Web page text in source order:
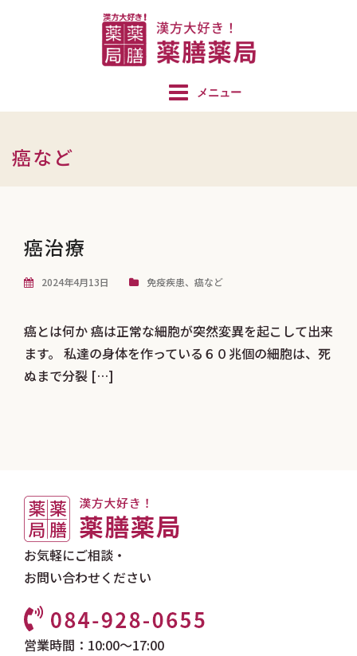
癌など
癌治療
2024年4月13日 免疫疾患、 癌など
癌とは何か 癌は正常な細胞が突然変異を起こして出来
ます。 私達の身体を作っている６０兆個の細胞は、死
ぬまで分裂 […]
お気軽にご相談・
お問い合わせください
営業時間：10:00～17:00